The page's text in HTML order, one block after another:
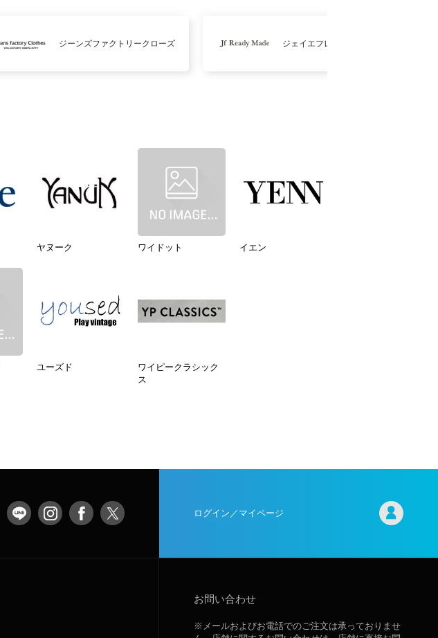
ジーンズファクトリークローズ ジェイエフレディメイド
ヤヌーク ワイドット イエン
ユーズド
ワイピークラシック
ス
ログイン／マイページ
お問い合わせ
※メールおよびお電話でのご注文は承っておりませ